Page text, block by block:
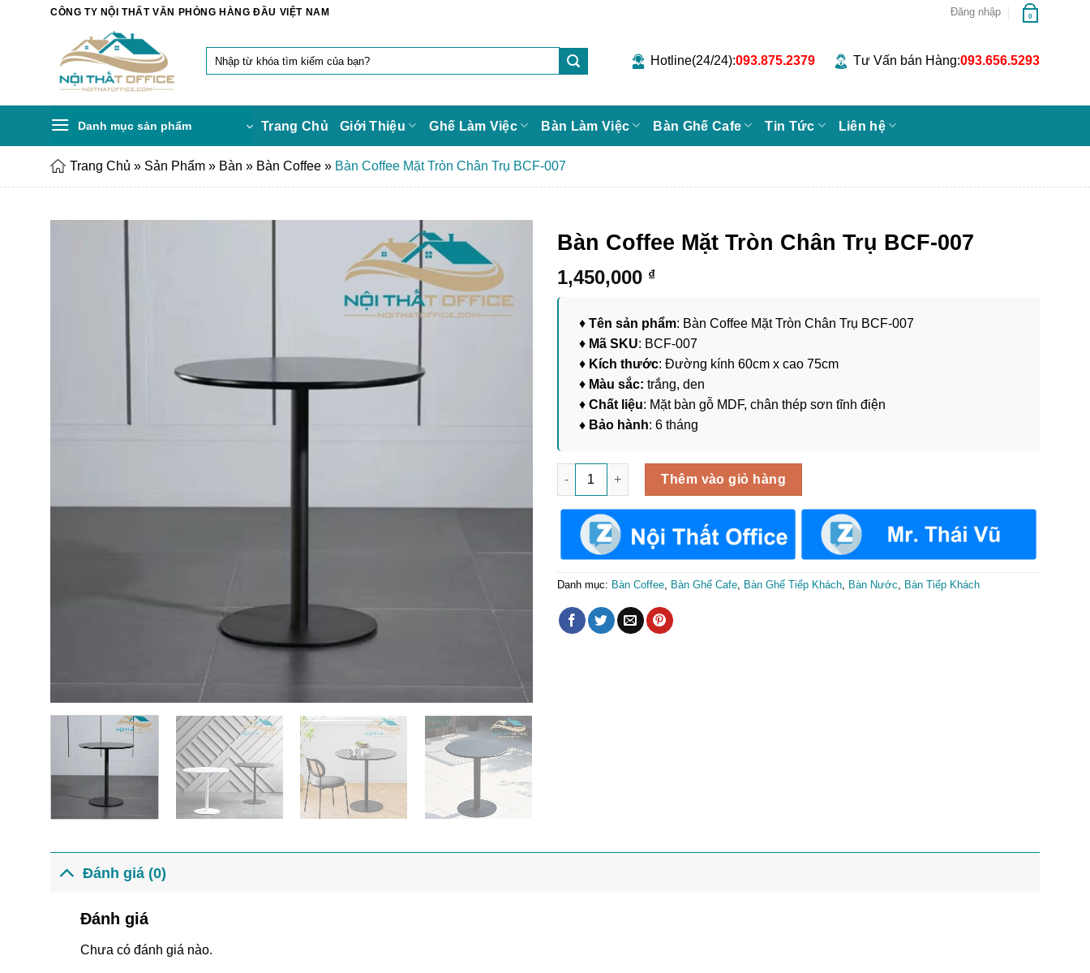
CÔNG TY NỘI THẤT VĂN PHÒNG HÀNG ĐẦU VIỆT NAM Đăng nhập 0
kiếm:
Hotline(24/24):093.875.2379 Tư Vấn bán Hàng:093.656.5293
Danh mục sản phẩm Trang Chủ Giới Thiệu Ghế Làm Việc Bàn Làm Việc Bàn Ghế Cafe Tin Tức Liên hệ
Trang Chủ » Sản Phẩm » Bàn » Bàn Coffee » Bàn Coffee Mặt Tròn Chân Trụ BCF-007
Bàn Coffee Mặt Tròn Chân Trụ BCF-007
1,450,000 ₫
♦ Tên sản phẩm: Bàn Coffee Mặt Tròn Chân Trụ BCF-007
♦ Mã SKU: BCF-007
♦ Kích thước: Đường kính 60cm x cao 75cm
♦ Màu sắc: trắng, den
♦ Chất liệu: Mặt bàn gỗ MDF, chân thép sơn tĩnh điện
♦ Bảo hành: 6 tháng
Bàn Coffee Mặt Tròn Chân Trụ BCF-007 số lượng
Thêm vào giỏ hàng
Danh mục: Bàn Coffee Bàn Ghế Cafe Bàn Ghế Tiếp Khách Bàn Nước Bàn Tiếp Khách
Đánh giá (0)
Đánh giá
Chưa có đánh giá nào.